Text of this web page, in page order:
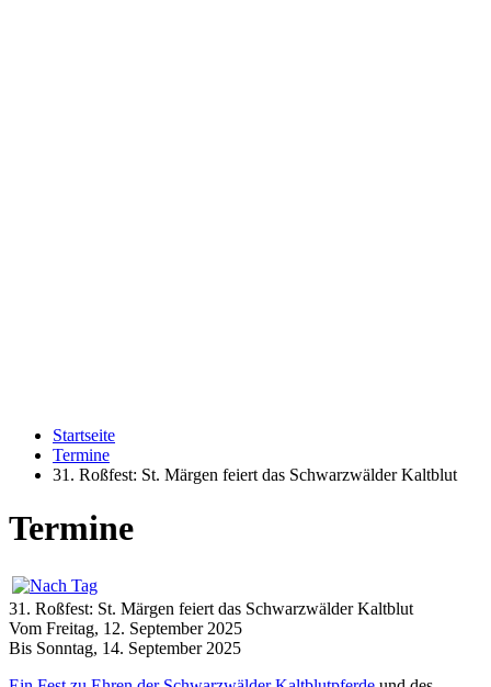
Startseite
Termine
31. Roßfest: St. Märgen feiert das Schwarzwälder Kaltblut
Termine
31. Roßfest: St. Märgen feiert das Schwarzwälder Kaltblut
Vom Freitag, 12. September 2025
Bis Sonntag, 14. September 2025